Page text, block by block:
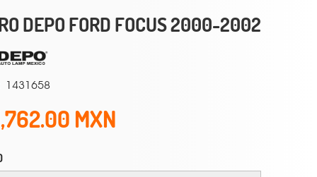
DEPO FORD FOCUS 2000-2002
1431658